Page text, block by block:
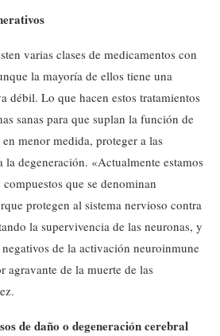
varias clases de medicamentos con
la mayoría de ellos tiene una
débil. Lo que hacen estos tratamientos
sanas para que suplan la función de
menor medida, proteger a las
la degeneración. «Actualmente estamos
que se denominan
protegen al sistema nervioso contra
la supervivencia de las neuronas, y
de la activación neuroinmune
agravante de la muerte de las
de daño o degeneración cerebral